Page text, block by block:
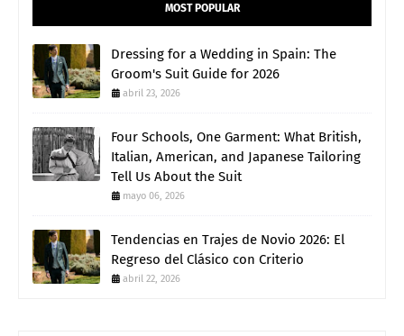
MOST POPULAR
Dressing for a Wedding in Spain: The
Groom's Suit Guide for 2026
abril 23, 2026
Four Schools, One Garment: What British,
Italian, American, and Japanese Tailoring
Tell Us About the Suit
mayo 06, 2026
Tendencias en Trajes de Novio 2026: El
Regreso del Clásico con Criterio
abril 22, 2026